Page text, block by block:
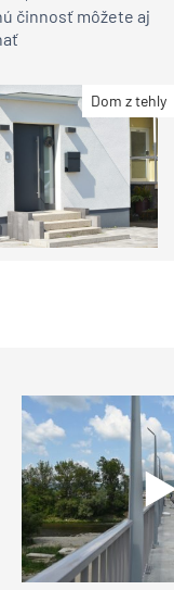
činnosť môžete aj
Dom z tehly